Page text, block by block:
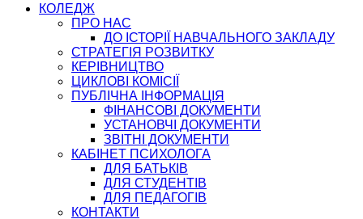
КОЛЕДЖ
ПРО НАС
ДО ІСТОРІЇ НАВЧАЛЬНОГО ЗАКЛАДУ
СТРАТЕГІЯ РОЗВИТКУ
КЕРІВНИЦТВО
ЦИКЛОВІ КОМІСІЇ
ПУБЛІЧНА ІНФОРМАЦІЯ
ФІНАНСОВІ ДОКУМЕНТИ
УСТАНОВЧІ ДОКУМЕНТИ
ЗВІТНІ ДОКУМЕНТИ
КАБІНЕТ ПСИХОЛОГА
ДЛЯ БАТЬКІВ
ДЛЯ СТУДЕНТІВ
ДЛЯ ПЕДАГОГІВ
КОНТАКТИ